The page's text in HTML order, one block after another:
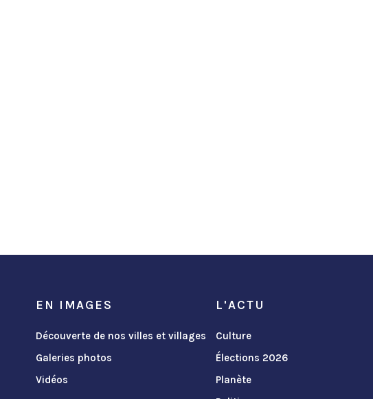
EN IMAGES
Découverte de nos villes et villages
Galeries photos
Vidéos
L'ACTU
Culture
Élections 2026
Planète